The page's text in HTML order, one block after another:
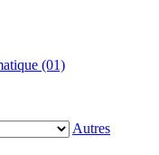
(01)
Autres